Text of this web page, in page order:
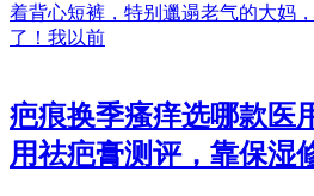
着背心短裤，特别邋遢老气的大妈
了！我以前
疤痕换季瘙痒选哪款医
用祛疤膏测评，靠保湿